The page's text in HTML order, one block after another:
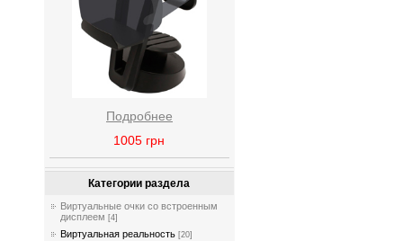
Подробнее
1005 грн
Категории раздела
Виртуальные очки со встроенным
дисплеем [4]
Виртуальная реальность [20]